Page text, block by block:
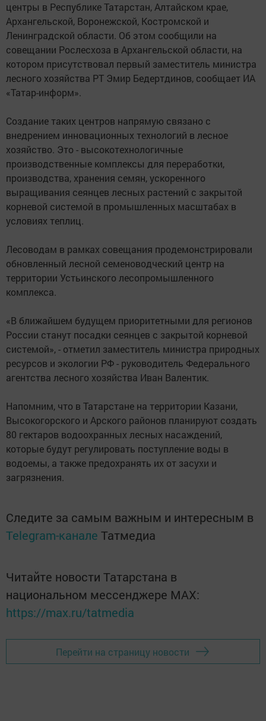
центры в Республике Татарстан, Алтайском крае,
Архангельской, Воронежской, Костромской и
Ленинградской области. Об этом сообщили на
совещании Рослесхоза в Архангельской области, на
котором присутствовал первый заместитель министра
лесного хозяйства РТ Эмир Бедертдинов, сообщает ИА
«Татар-информ».
Создание таких центров напрямую связано с
внедрением инновационных технологий в лесное
хозяйство. Это - высокотехнологичные
производственные комплексы для переработки,
производства, хранения семян, ускоренного
выращивания сеянцев лесных растений с закрытой
корневой системой в промышленных масштабах в
условиях теплиц.
Лесоводам в рамках совещания продемонстрировали
обновленный лесной семеноводческий центр на
территории Устьинского лесопромышленного
комплекса.
«В ближайшем будущем приоритетными для регионов
России станут посадки сеянцев с закрытой корневой
системой», - отметил заместитель министра природных
ресурсов и экологии РФ - руководитель Федерального
агентства лесного хозяйства Иван Валентик.
Напомним, что в Татарстане на территории Казани,
Высокогорского и Арского районов планируют создать
80 гектаров водоохранных лесных насаждений,
которые будут регулировать поступление воды в
водоемы, а также предохранять их от засухи и
загрязнения.
Следите за самым важным и интересным в
Telegram-канале Татмедиа
Читайте новости Татарстана в
национальном мессенджере MАХ:
https://max.ru/tatmedia
Перейти на страницу новости